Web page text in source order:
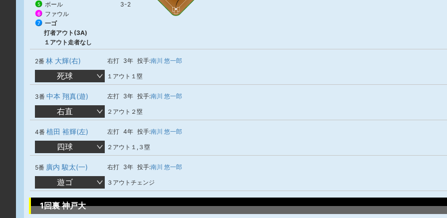
5 ボール 3-2
6 ファウル
7
一ゴ
打者アウト(3A)
１アウト走者なし
2番 林 大輝(右) 右打 3年 投手:南川 悠一郎
死球 １アウト１塁
3番 中本 翔真(遊) 左打 3年 投手:南川 悠一郎
右直 ２アウト２塁
4番 植田 裕輝(左) 左打 4年 投手:南川 悠一郎
四球 ２アウト１,３塁
5番 廣内 駿太(一) 右打 3年 投手:南川 悠一郎
遊ゴ ３アウトチェンジ
1回裏 神戸大